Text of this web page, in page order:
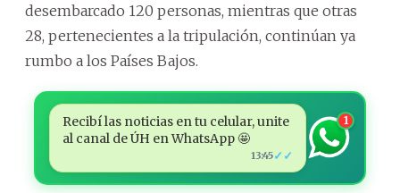
desembarcado 120 personas, mientras que otras
28, pertenecientes a la tripulación, continúan ya
rumbo a los Países Bajos.
Recibí las noticias en tu celular, unite
al canal de ÚH en WhatsApp 🤩
13:45✓✓
1